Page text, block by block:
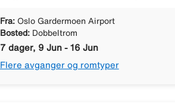
Fra: Oslo Gardermoen Airport
Bosted: Dobbeltrom
7 dager, 9 Jun - 16 Jun
Flere avganger og romtyper